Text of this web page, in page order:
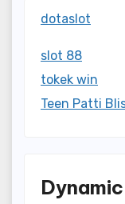
dotaslot
slot 88
tokek win
Teen Patti